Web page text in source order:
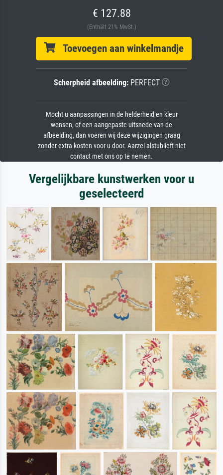
€ 127.88
(Enthält 21% MwSt.)
Toevoegen aan winkelmandje
Scherpheid afbeelding:PERFECT
Mocht u aanpassingen in de helderheid en kleur
wensen, of een aangepaste uitsnede van de
afbeelding, dan voeren wij deze wijzigingen graag
zonder extra kosten voor u door. Aarzel alstublieft niet
contact met ons op te nemen.
Vergelijkbare kunstwerken voor u
geselecteerd